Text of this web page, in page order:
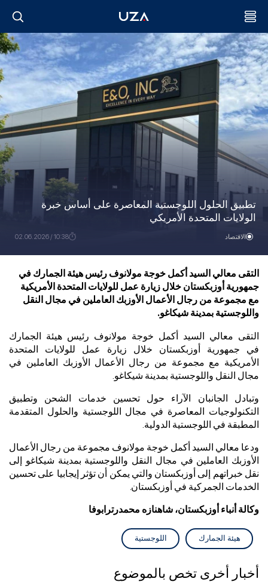
تطبيق الحلول اللوجستية المعاصرة على أساس خبرة
الولايات المتحدة الأمريكي
الاقتصاد 10:38 / 02.06.2026
التقى معالي السيد أكمل خوجة مولانوف رئيس هيئة الجمارك في
جمهورية أوزبكستان خلال زيارة عمل للولايات المتحدة الأمريكية
مع مجموعة من رجال الأعمال الأوزبك العاملين في مجال النقل
واللوجستية بمدينة شيكاغو.
التقى معالي السيد أكمل خوجة مولانوف رئيس هيئة الجمارك
في جمهورية أوزبكستان خلال زيارة عمل للولايات المتحدة
الأمريكية مع مجموعة من رجال الأعمال الأوزبك العاملين في
مجال النقل واللوجستية بمدينة شيكاغو.
وتبادل الجانبان الآراء حول تحسين خدمات الشحن وتطبيق
التكنولوجيات المعاصرة في مجال اللوجستية والحلول المتقدمة
المطبقة في اللوجستية الدولية.
ودعا معالي السيد أكمل خوجة مولانوف مجموعة من رجال الأعمال
الأوزبك العاملين في مجال النقل واللوجستية بمدينة شيكاغو إلى
نقل خبراتهم إلى أوزبكستان والتي يمكن أن تؤثر إيجابيا على تحسين
الخدمات الجمركية في أوزبكستان.
وكالة أنباء أوزبكستان، شاهنازه محمدرترابوفا
هيئة الجمارك اللوجستية
أخبار أخرى تخص بالموضوع